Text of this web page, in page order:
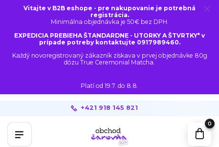
Vitajte v B2B eshope - pre nakupovanie je potrebná
registrácia.
Minimálna objednávka je 50€ bez DPH.
EXPEDICIA PREBIEHA ŠTANDARDNE - UTORKY A ŠTVRTKY* v
prípade potreby kontaktujte 0917989460.
Každý novoregistrovaný zákazník získava v prvej objednávke 80g
dózu True Ceremonial Matcha.
Platí od 19.7. do 8.8.
+421 918 145 821
0